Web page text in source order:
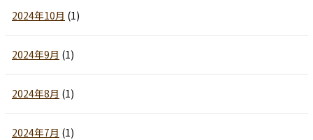
2024年10月 (1)
2024年9月 (1)
2024年8月 (1)
2024年7月 (1)